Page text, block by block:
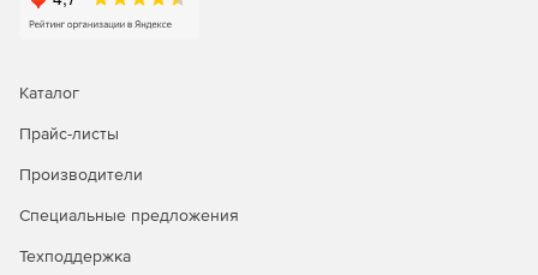
Каталог
Прайс-листы
Производители
Специальные предложения
Техподдержка